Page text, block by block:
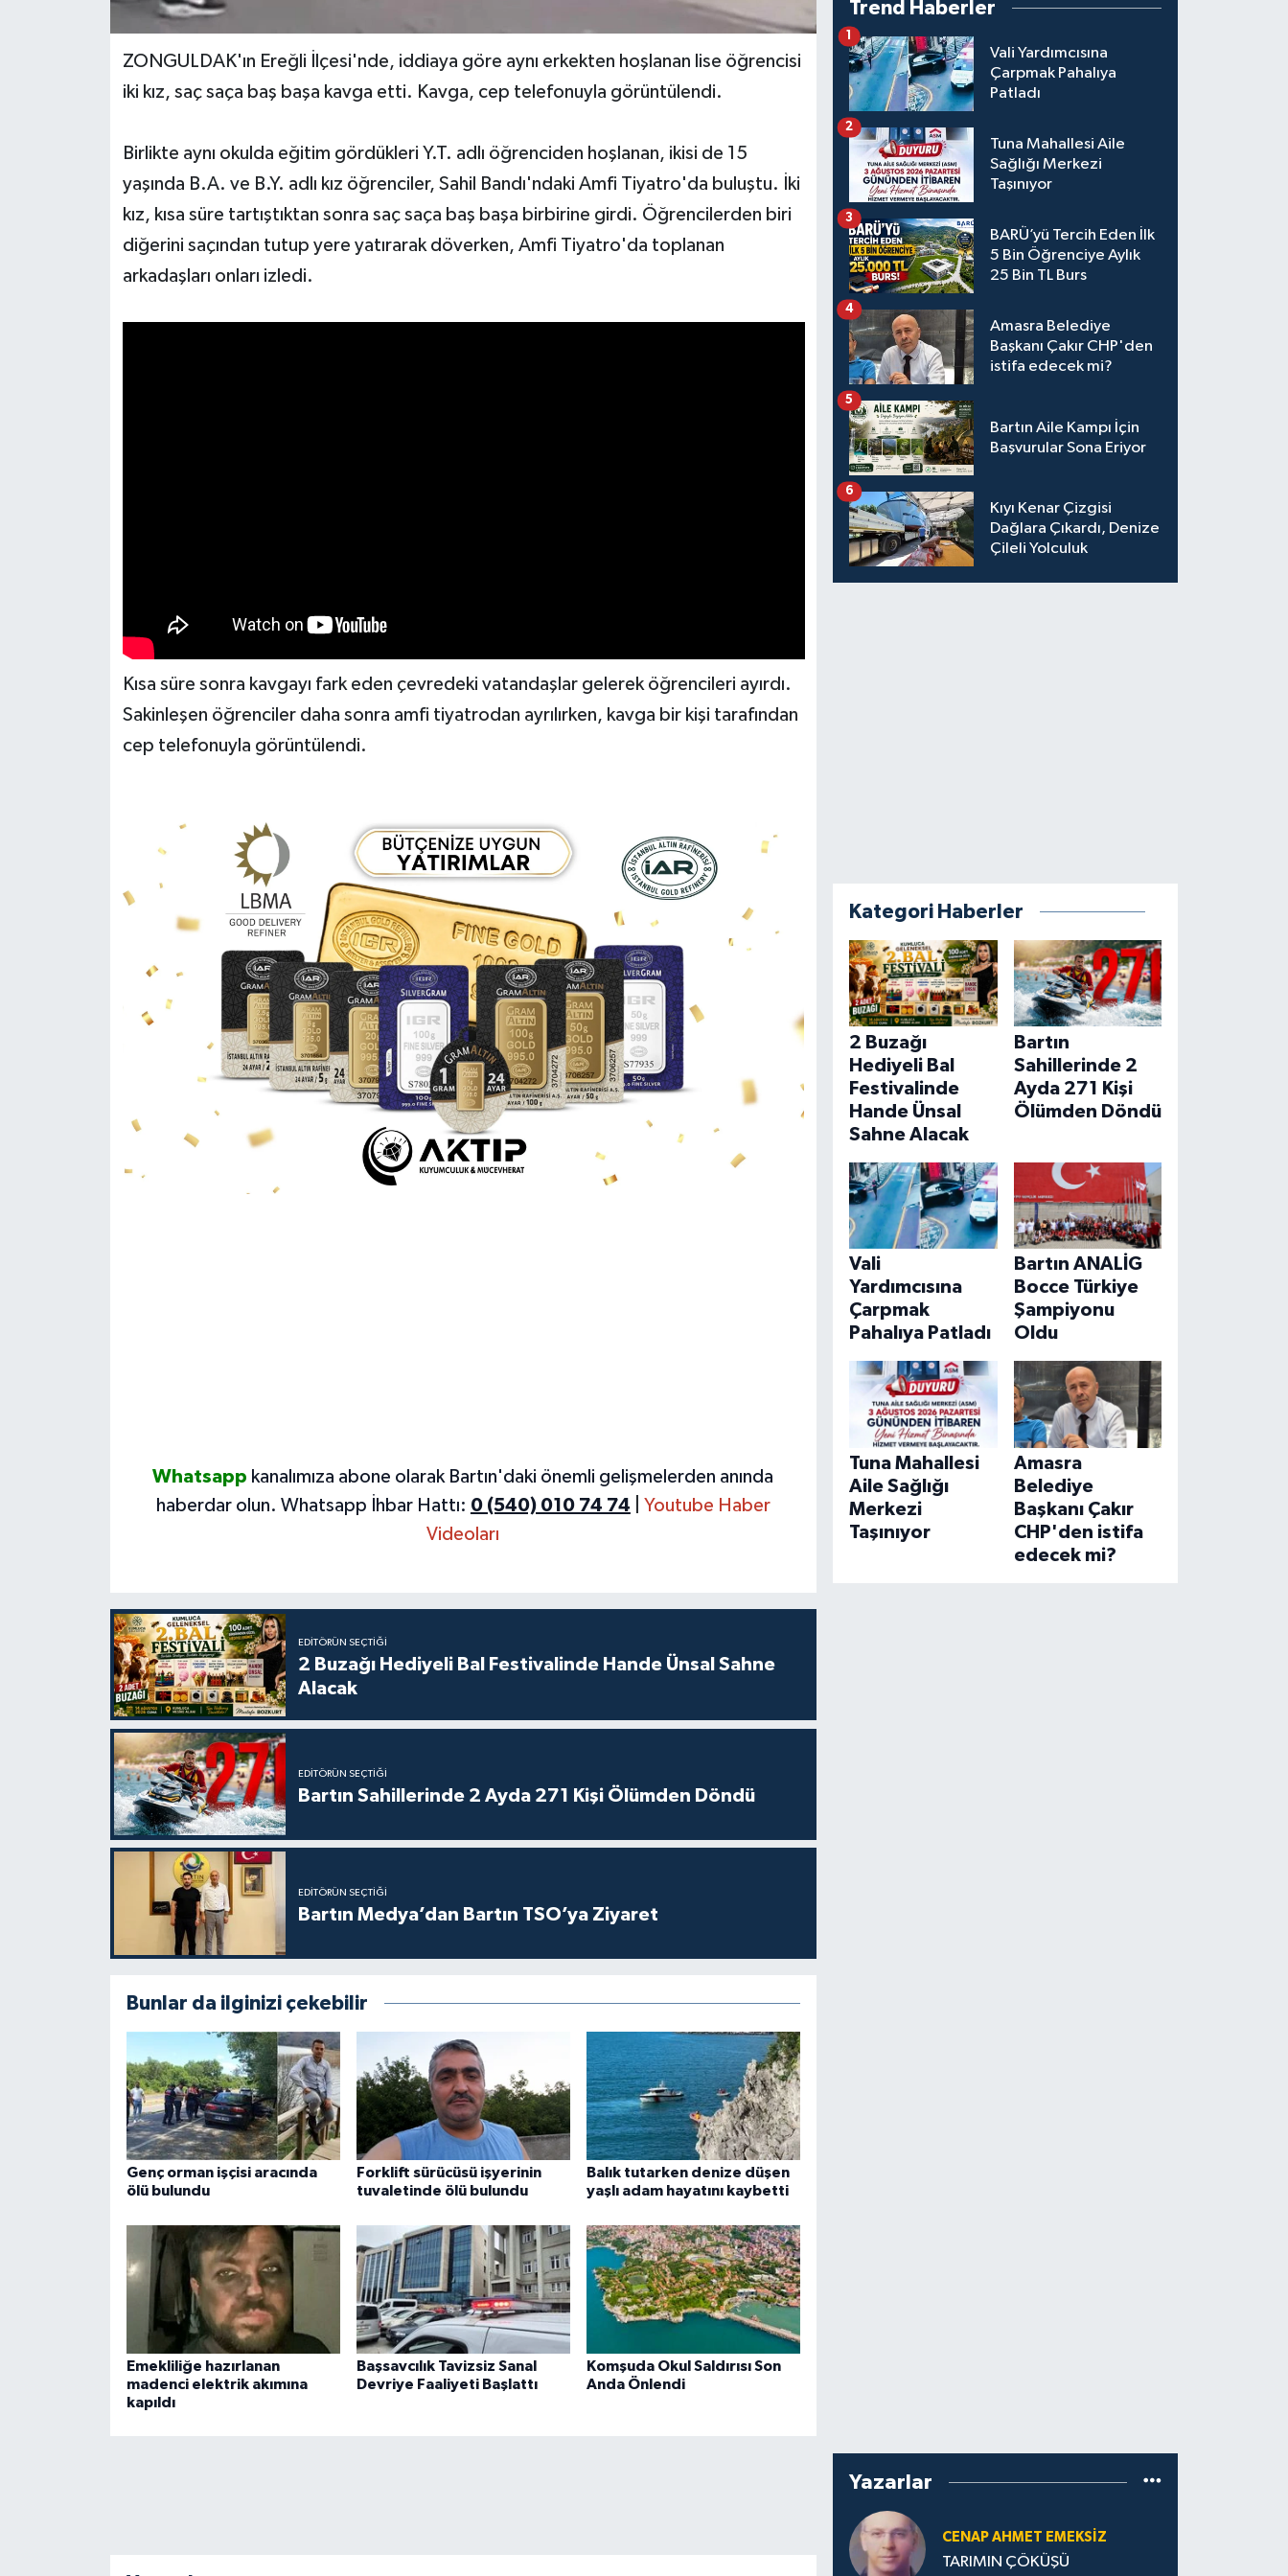
ZONGULDAK'ın Ereğli İlçesi'nde, iddiaya göre aynı erkekten hoşlanan lise öğrencisi
iki kız, saç saça baş başa kavga etti. Kavga, cep telefonuyla görüntülendi.
Birlikte aynı okulda eğitim gördükleri Y.T. adlı öğrenciden hoşlanan, ikisi de 15
yaşında B.A. ve B.Y. adlı kız öğrenciler, Sahil Bandı'ndaki Amfi Tiyatro'da buluştu. İki
kız, kısa süre tartıştıktan sonra saç saça baş başa birbirine girdi. Öğrencilerden biri
diğerini saçından tutup yere yatırarak döverken, Amfi Tiyatro'da toplanan
arkadaşları onları izledi.
Kısa süre sonra kavgayı fark eden çevredeki vatandaşlar gelerek öğrencileri ayırdı.
Sakinleşen öğrenciler daha sonra amfi tiyatrodan ayrılırken, kavga bir kişi tarafından
cep telefonuyla görüntülendi.
Whatsapp kanalımıza abone olarak Bartın'daki önemli gelişmelerden anında
haberdar olun. Whatsapp İhbar Hattı: 0 (540) 010 74 74
Youtube Haber
Videoları
EDITÖRÜN SEÇTIĞI
2 Buzağı Hediyeli Bal Festivalinde Hande Ünsal Sahne
Alacak
EDITÖRÜN SEÇTIĞI
Bartın Sahillerinde 2 Ayda 271 Kişi Ölümden Döndü
EDITÖRÜN SEÇTIĞI
Bartın Medya’dan Bartın TSO’ya Ziyaret
Bunlar da ilginizi çekebilir
Genç orman işçisi aracında
ölü bulundu
Forklift sürücüsü işyerinin
tuvaletinde ölü bulundu
Balık tutarken denize düşen
yaşlı adam hayatını kaybetti
Emekliliğe hazırlanan
madenci elektrik akımına
kapıldı
Başsavcılık Tavizsiz Sanal
Devriye Faaliyeti Başlattı
Komşuda Okul Saldırısı Son
Anda Önlendi
Trend Haberler
Vali Yardımcısına
Çarpmak Pahalıya
Patladı
1
Tuna Mahallesi Aile
Sağlığı Merkezi
Taşınıyor
2
BARÜ’yü Tercih Eden İlk
5 Bin Öğrenciye Aylık
25 Bin TL Burs
3
Amasra Belediye
Başkanı Çakır CHP'den
istifa edecek mi?
4
Bartın Aile Kampı İçin
Başvurular Sona Eriyor
5
Kıyı Kenar Çizgisi
Dağlara Çıkardı, Denize
Çileli Yolculuk
6
Kategori Haberler
2 Buzağı
Hediyeli Bal
Festivalinde
Hande Ünsal
Sahne Alacak
Bartın
Sahillerinde 2
Ayda 271 Kişi
Ölümden Döndü
Vali
Yardımcısına
Çarpmak
Pahalıya Patladı
Bartın ANALİG
Bocce Türkiye
Şampiyonu
Oldu
Tuna Mahallesi
Aile Sağlığı
Merkezi
Taşınıyor
Amasra
Belediye
Başkanı Çakır
CHP'den istifa
edecek mi?
Yazarlar
CENAP AHMET EMEKSİZ
TARIMIN ÇÖKÜŞÜ